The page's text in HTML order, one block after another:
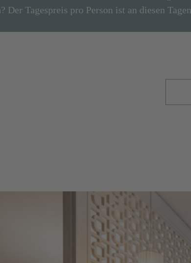
Der Tagespreis pro Person ist an diesen